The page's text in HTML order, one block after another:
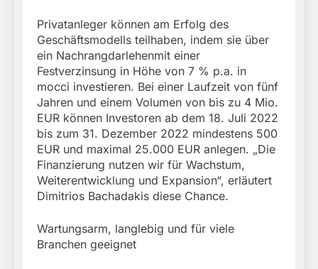
Privatanleger können am Erfolg des
Geschäftsmodells teilhaben, indem sie über
ein Nachrangdarlehenmit einer
Festverzinsung in Höhe von 7 % p.a. in
mocci investieren. Bei einer Laufzeit von fünf
Jahren und einem Volumen von bis zu 4 Mio.
EUR können Investoren ab dem 18. Juli 2022
bis zum 31. Dezember 2022 mindestens 500
EUR und maximal 25.000 EUR anlegen. „Die
Finanzierung nutzen wir für Wachstum,
Weiterentwicklung und Expansion“, erläutert
Dimitrios Bachadakis diese Chance.
Wartungsarm, langlebig und für viele
Branchen geeignet